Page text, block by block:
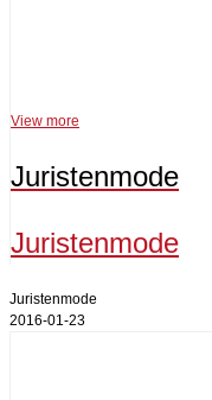
View more
Juristenmode
Juristenmode
Juristenmode
2016-01-23